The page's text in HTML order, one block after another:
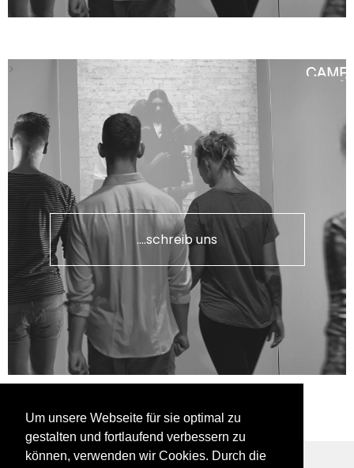
Um unsere Webseite für sie optimal zu
gestalten und fortlaufend verbessern zu
können, verwenden wir Cookies. Durch die
>
....schreib uns